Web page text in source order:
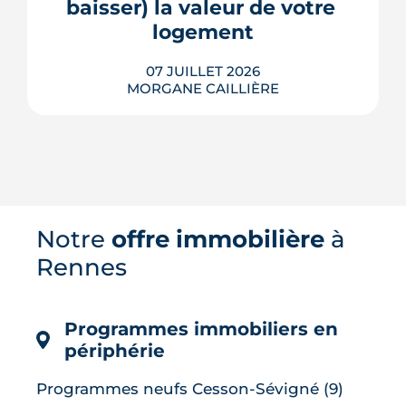
LIRE L'ARTICLE
baisser) la valeur de votre
logement
07 JUILLET 2026
MORGANE CAILLIÈRE
de valeur immobilière. Plus-value
possible, risque de décote, limites du
DPE, atout du neuf : ce qu'il faut savoir
LIRE L'ARTICLE
Notre offre immobilière à
Rennes
Programmes immobiliers en
périphérie
Programmes neufs Cesson-Sévigné (9)